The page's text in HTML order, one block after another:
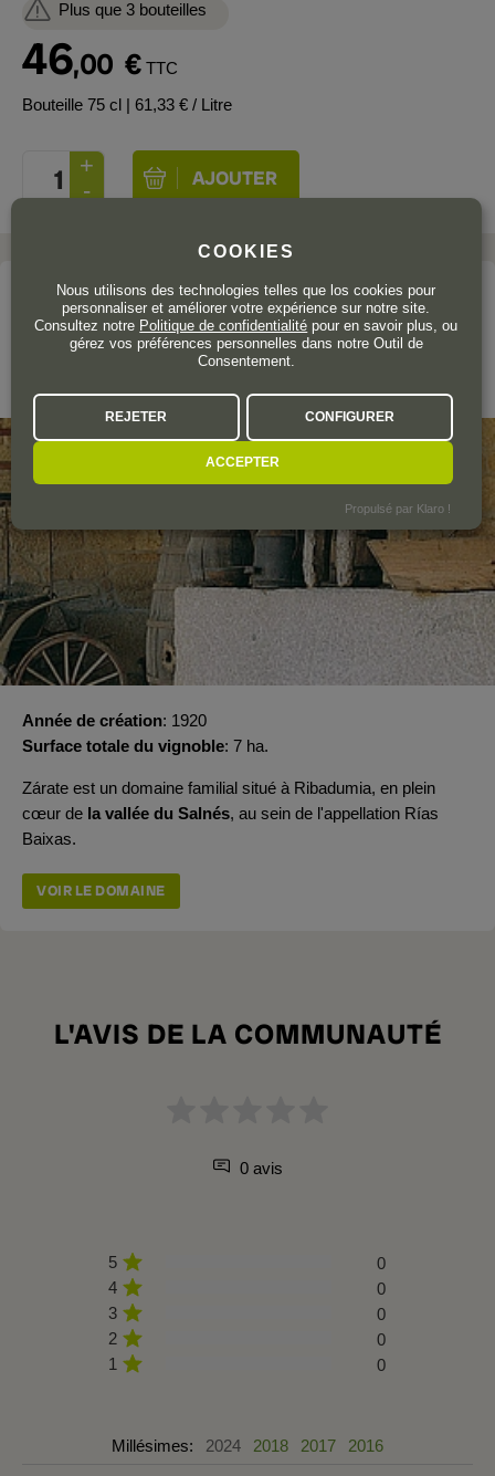
Plus que 3 bouteilles
46,00 € TTC
Bouteille 75 cl | 61,33 € / Litre
Le domaine
ZÁRATE
Année de création 1920
Surface totale du vignoble 7 ha.
Zárate est un domaine familial situé à Ribadumia, en plein
cœur de la vallée du Salnés, au sein de l'appellation Rías
Baixas.
VOIR LE DOMAINE
L'AVIS DE LA COMMUNAUTÉ
0 avis
5
0
4
0
3
0
2
0
1
0
Millésimes: 2024 2018 2017 2016
COOKIES
Nous utilisons des technologies telles que los cookies pour
personnaliser et améliorer votre expérience sur notre site.
Consultez notre Politique de confidentialité pour en savoir plus, ou
gérez vos préférences personnelles dans notre Outil de
Consentement.
REJETER CONFIGURER
ACCEPTER
Propulsé par Klaro !